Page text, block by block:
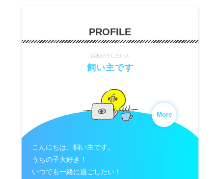
PROFILE
お出かけしたい人
飼い主です
More
こんにちは、飼い主です。
うちの子大好き！
いつでも一緒に過ごしたい！